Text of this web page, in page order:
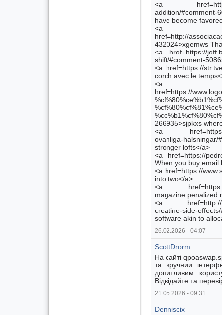
<a href=http://
addition/#comment-
have become
<a
href=http://
432024>xgemws
<a href=https://
shift/#comment-
<a href=https://
corch avec le
<a
href=https://
266935>sjpkxs
<a href=https://
ovanliga-
stronger lofts</a>
<a href=https://
When you buy email
<a href=https://
into two</a>
<a href=https://
magazine penalized
<a href=http://
creatine-side-
software akin to
26.02.2026 - 04:07
ScottDrorm
На сайті
та зручний
допитливим
Відвідайте та
21.05.2026 - 09:31
Denniscix